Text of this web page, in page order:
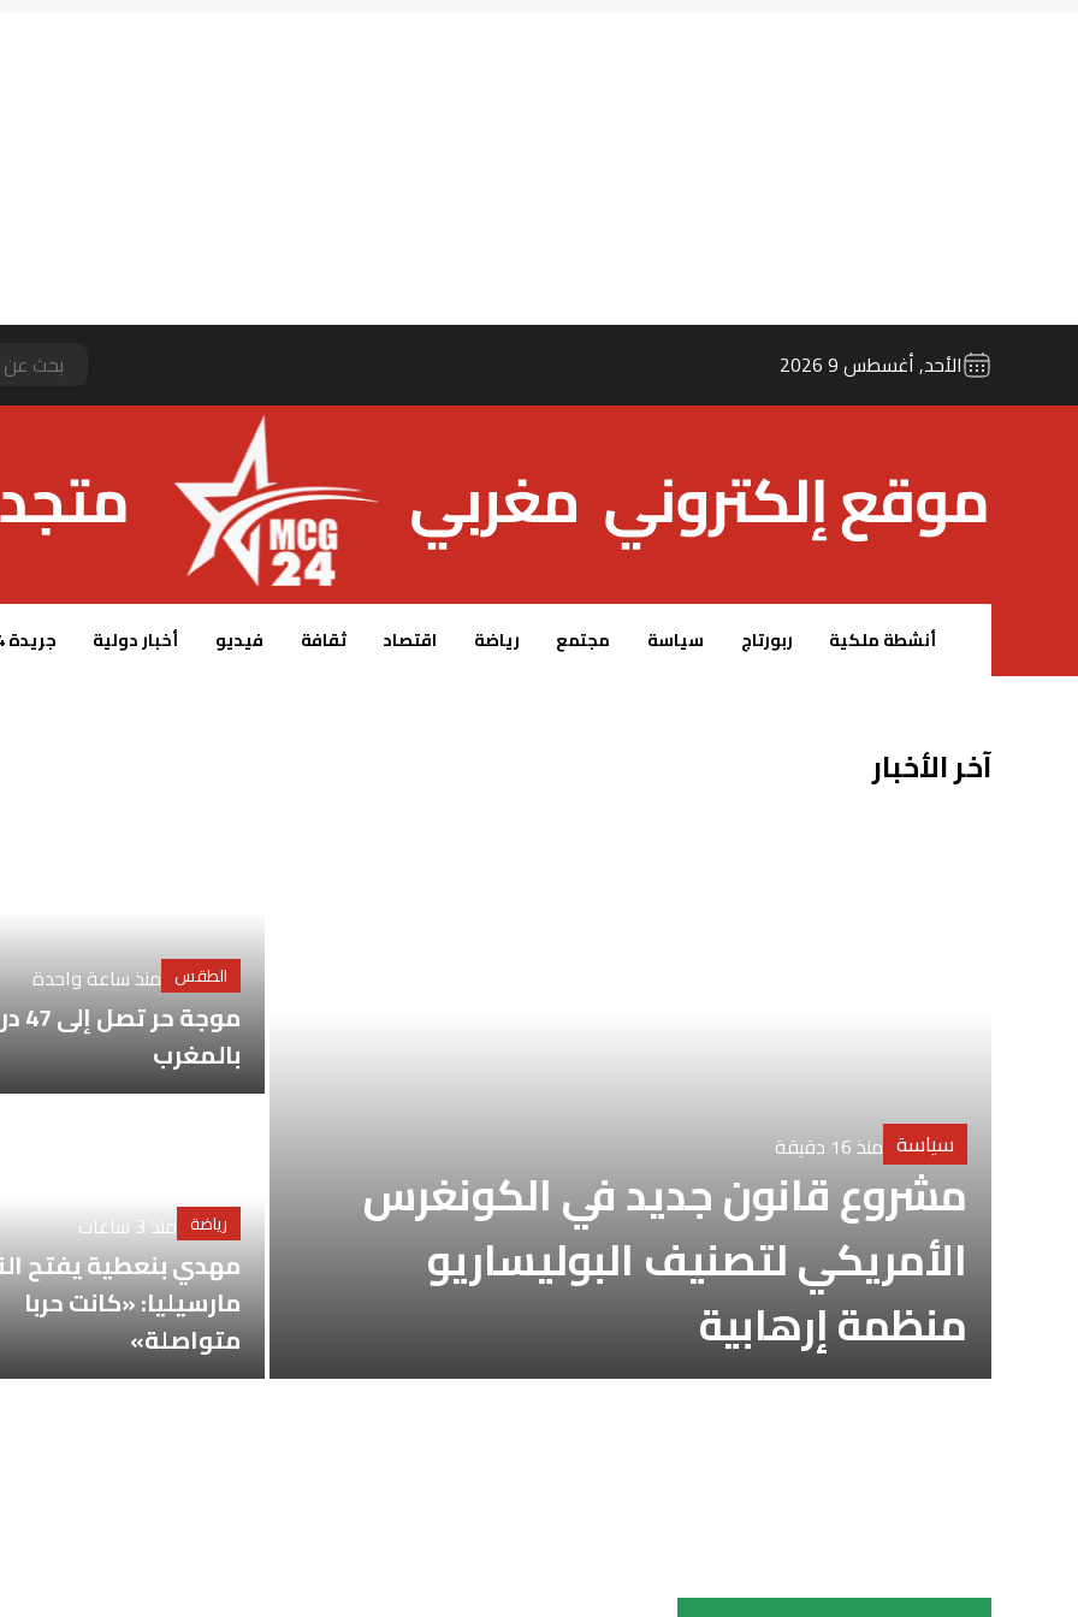
الأحد, أغسطس 9 2026
الرئيسية – MCG24
أنشطة ملكية ربورتاج سياسة مجتمع رياضة اقتصاد ثقافة فيديو أخبار دولية جريدة MCG24
آخر الأخبار
سياسة منذ 16 دقيقة
مشروع قانون جديد في الكونغرس
الأمريكي لتصنيف البوليساريو
منظمة إرهابية
الطقس منذ ساعة واحدة
موجة حر تصل إلى 47
بالمغرب
رياضة منذ 3 ساعات
مهدي بنعطية يفتح
مارسيليا: «كانت حربا
متواصلة»